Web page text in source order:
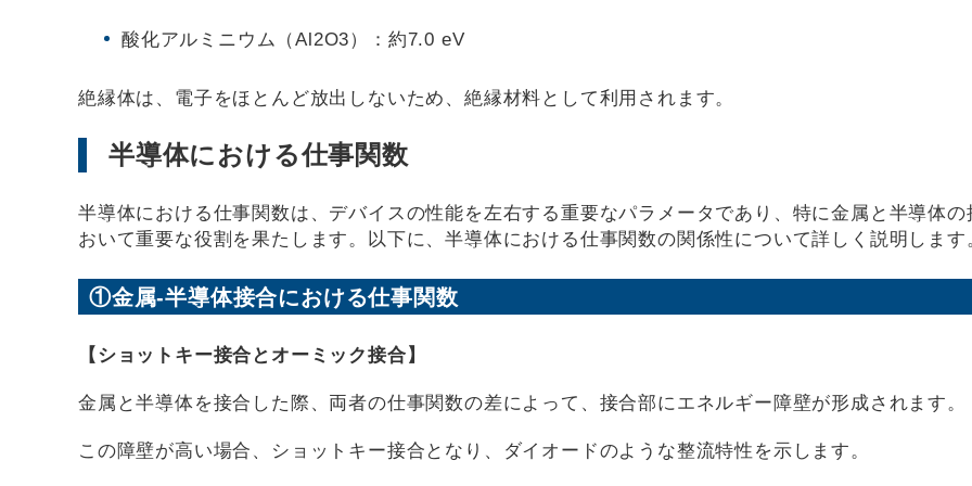
酸化アルミニウム（Al2O3）：約7.0 eV
絶縁体は、電子をほとんど放出しないため、絶縁材料として利用されます。
半導体における仕事関数
半導体における仕事関数は、デバイスの性能を左右する重要なパラメータであり、特に金属と半導体の
おいて重要な役割を果たします。以下に、半導体における仕事関数の関係性について詳しく説明します
①金属-半導体接合における仕事関数
【ショットキー接合とオーミック接合】
金属と半導体を接合した際、両者の仕事関数の差によって、接合部にエネルギー障壁が形成されます。
この障壁が高い場合、ショットキー接合となり、ダイオードのような整流特性を示します。